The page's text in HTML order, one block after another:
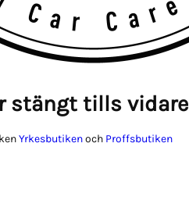
stängt tills vidare
Yrkesbutikenoch Proffsbutiken